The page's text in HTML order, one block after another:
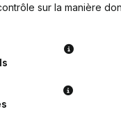
Demissions -
sur la manière